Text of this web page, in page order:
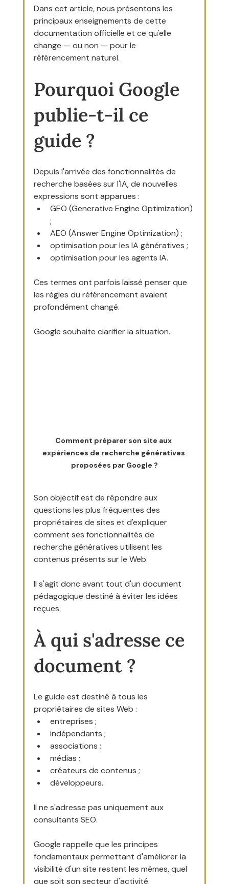
Dans cet article, nous présentons les
principaux enseignements de cette
documentation officielle et ce qu'elle
change — ou non — pour le
référencement naturel.
Pourquoi Google
publie-t-il ce
guide ?
Depuis l'arrivée des fonctionnalités de
recherche basées sur l'IA, de nouvelles
expressions sont apparues :
GEO (Generative Engine Optimization)
;
AEO (Answer Engine Optimization) ;
optimisation pour les IA génératives ;
optimisation pour les agents IA.
Ces termes ont parfois laissé penser que
les règles du référencement avaient
profondément changé.
Google souhaite clarifier la situation.
Comment préparer son site aux
expériences de recherche génératives
proposées par Google ?
Son objectif est de répondre aux
questions les plus fréquentes des
propriétaires de sites et d'expliquer
comment ses fonctionnalités de
recherche génératives utilisent les
contenus présents sur le Web.
Il s'agit donc avant tout d'un document
pédagogique destiné à éviter les idées
reçues.
À qui s'adresse ce
document ?
Le guide est destiné à tous les
propriétaires de sites Web :
entreprises ;
indépendants ;
associations ;
médias ;
créateurs de contenus ;
développeurs.
Il ne s'adresse pas uniquement aux
consultants SEO.
Google rappelle que les principes
fondamentaux permettant d'améliorer la
visibilité d'un site restent les mêmes, quel
que soit son secteur d'activité.